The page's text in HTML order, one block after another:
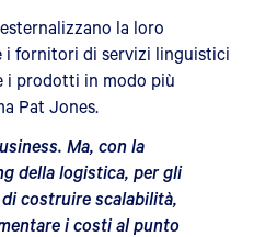
la loro
i fornitori di servizi linguistici
i prodotti in modo più
Pat Jones.
Ma, con la
della logistica, per gli
costruire scalabilità,
i costi al punto